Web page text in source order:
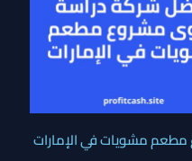
مشويات في الإمارات